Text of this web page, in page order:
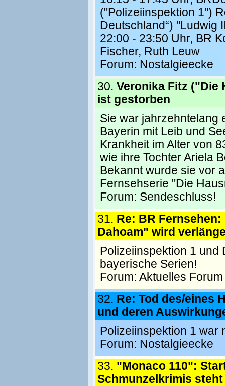
("Polizeiinspektion 1")
Deutschland“) "Ludwig
22:00 - 23:50 Uhr, BR
Fischer, Ruth Leuw
Forum: Nostalgieecke
30. Veronika Fitz ("Die
ist gestorben
Sie war jahrzehntelang
Bayerin mit Leib und
Krankheit im Alter von
wie ihre Tochter Ariela
Bekannt wurde sie vor
Fernsehserie "Die
Forum: Sendeschluss!
31. Re: BR
Dahoam" wird
Polizeiinspektion 1 und
bayerische Serien!
Forum: Aktuelles Forum
32. Re: Tod des/eines
und deren
Polizeiinspektion 1 war
Forum: Nostalgieecke
33. "Monaco 110":
Schmunzelkrimis